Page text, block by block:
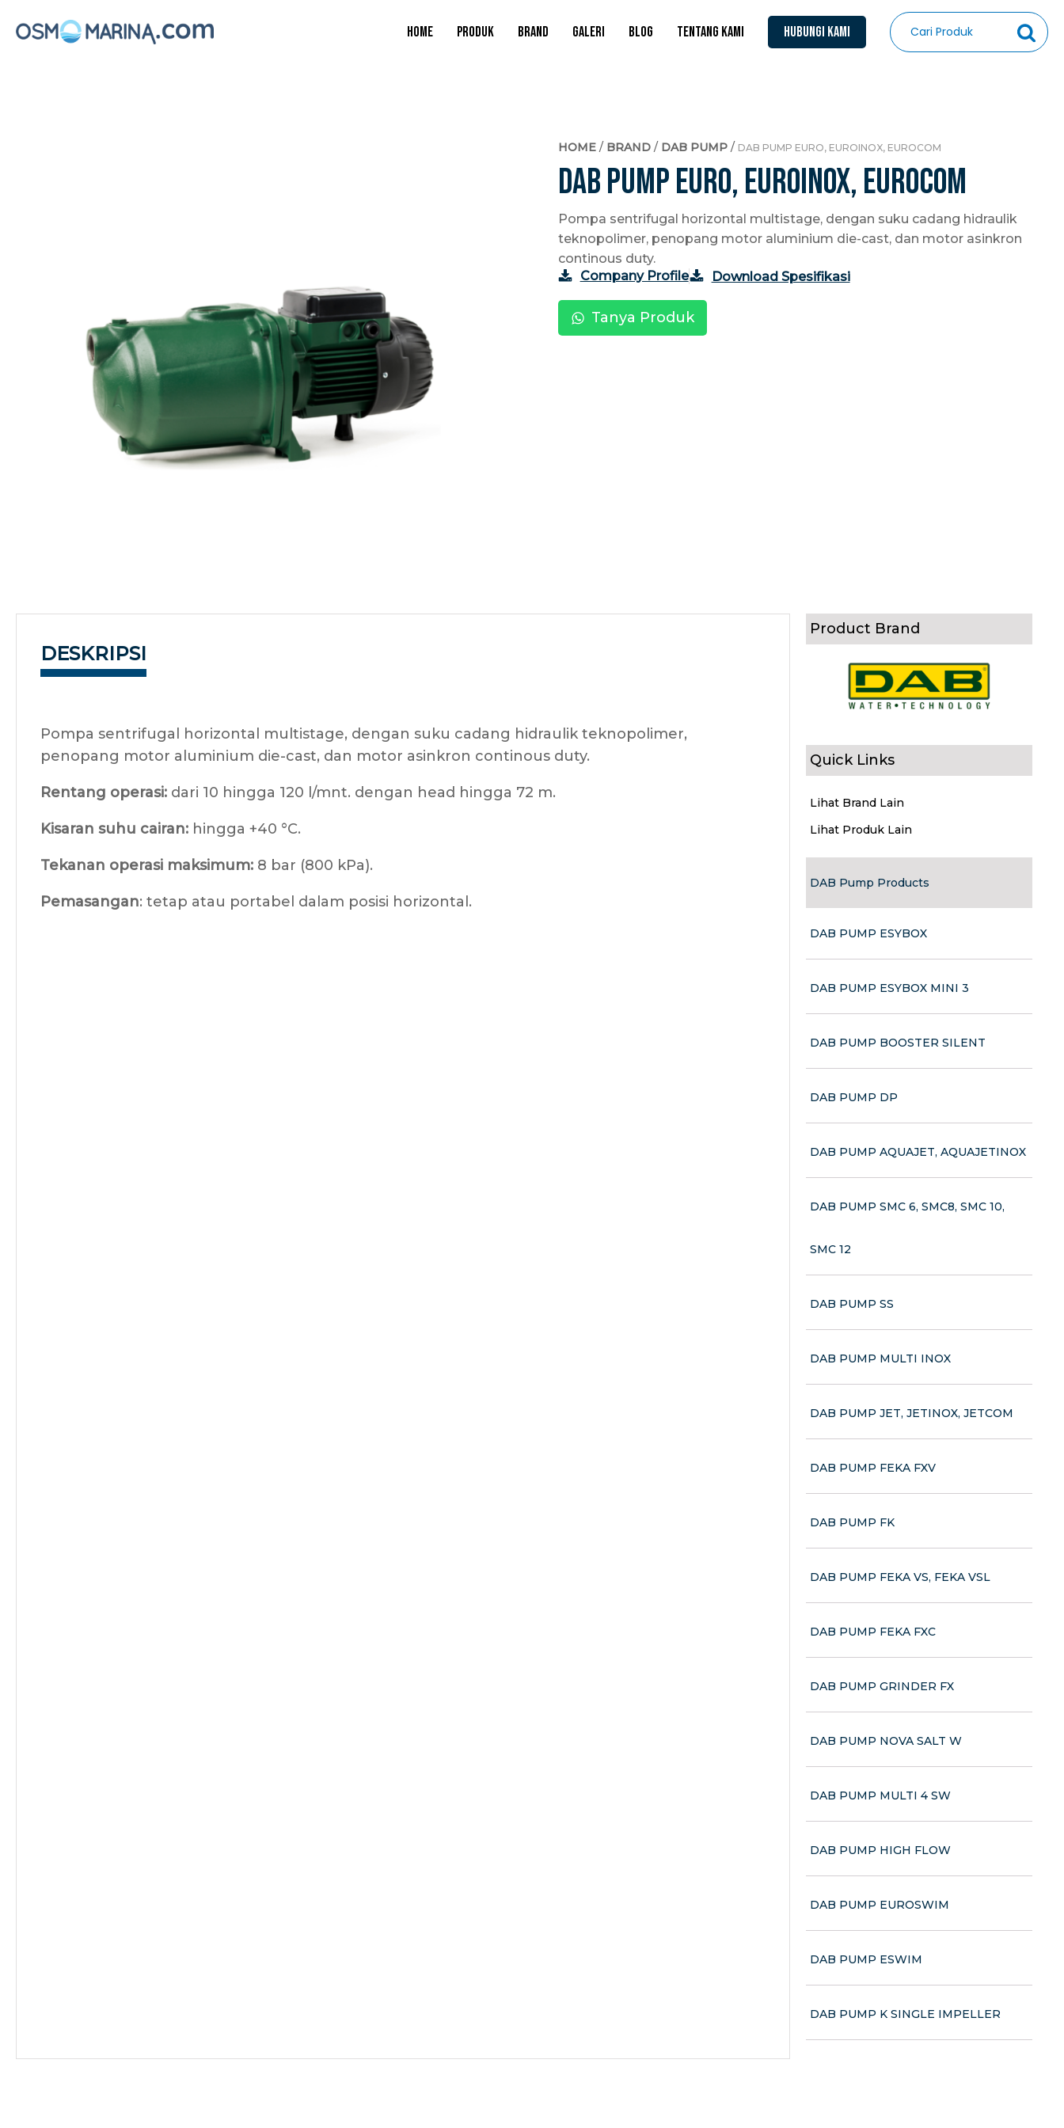
HOME PRODUK BRAND GALERI BLOG TENTANG KAMI HUBUNGI KAMI
HOME/ BRAND/ DAB PUMP/ DAB PUMP EURO, EUROINOX, EUROCOM
DAB PUMP EURO, EUROINOX, EUROCOM
Pompa sentrifugal horizontal multistage, dengan suku cadang hidraulik
teknopolimer, penopang motor aluminium die-cast, dan motor asinkron
continous duty.
Company Profile
Download Spesifikasi
Tanya Produk
DESKRIPSI
Pompa sentrifugal horizontal multistage, dengan suku cadang hidraulik teknopolimer,
penopang motor aluminium die-cast, dan motor asinkron continous duty.
Rentang operasi: dari 10 hingga 120 l/mnt. dengan head hingga 72 m.
Kisaran suhu cairan: hingga +40 °C.
Tekanan operasi maksimum: 8 bar (800 kPa).
Pemasangan: tetap atau portabel dalam posisi horizontal.
Product Brand
Quick Links
Lihat Brand Lain
Lihat Produk Lain
DAB Pump Products
DAB PUMP ESYBOX
DAB PUMP ESYBOX MINI 3
DAB PUMP BOOSTER SILENT
DAB PUMP DP
DAB PUMP AQUAJET, AQUAJETINOX
DAB PUMP SMC 6, SMC8, SMC 10,
SMC 12
DAB PUMP SS
DAB PUMP MULTI INOX
DAB PUMP JET, JETINOX, JETCOM
DAB PUMP FEKA FXV
DAB PUMP FK
DAB PUMP FEKA VS, FEKA VSL
DAB PUMP FEKA FXC
DAB PUMP GRINDER FX
DAB PUMP NOVA SALT W
DAB PUMP MULTI 4 SW
DAB PUMP HIGH FLOW
DAB PUMP EUROSWIM
DAB PUMP ESWIM
DAB PUMP K SINGLE IMPELLER